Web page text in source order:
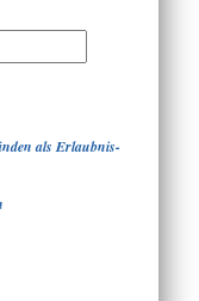
als Erlaubnis-